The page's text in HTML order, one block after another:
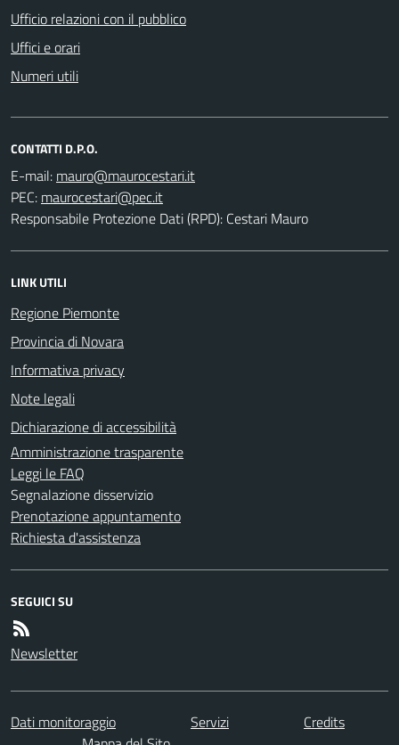
Ufficio relazioni con il pubblico
Uffici e orari
Numeri utili
CONTATTI D.P.O.
E-mail:
PEC:
Responsabile Protezione Dati (RPD): Cestari Mauro
LINK UTILI
Regione Piemonte
Provincia di Novara
Informativa privacy
Note legali
Dichiarazione di accessibilità
Amministrazione trasparente
Leggi le FAQ
Segnalazione disservizio
Prenotazione appuntamento
Richiesta d'assistenza
SEGUICI SU
Newsletter
Dati monitoraggio Servizi
Credits